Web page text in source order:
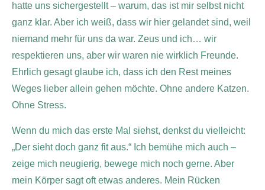
hatte uns sichergestellt – warum, das ist mir selbst nicht
ganz klar. Aber ich weiß, dass wir hier gelandet sind, weil
niemand mehr für uns da war. Zeus und ich… wir
respektieren uns, aber wir waren nie wirklich Freunde.
Ehrlich gesagt glaube ich, dass ich den Rest meines
Weges lieber allein gehen möchte. Ohne andere Katzen.
Ohne Stress.
Wenn du mich das erste Mal siehst, denkst du vielleicht:
„Der sieht doch ganz fit aus.“ Ich bemühe mich auch –
zeige mich neugierig, bewege mich noch gerne. Aber
mein Körper sagt oft etwas anderes. Mein Rücken